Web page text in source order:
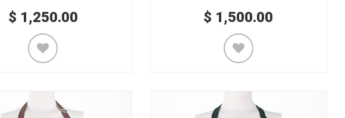
$ 1,250.00 $ 1,500.00